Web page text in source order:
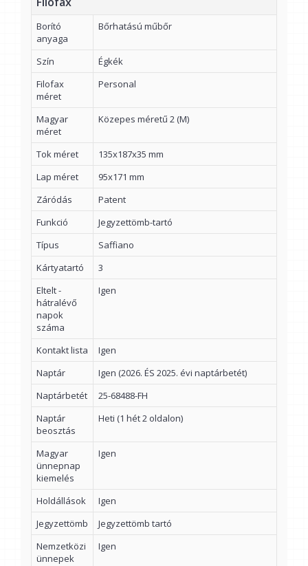
Borító
anyaga
Bőrhatású műbőr
Szín
Égkék
Filofax
méret
Personal
Magyar
méret
Közepes méretű 2 (M)
Tok méret
135x187x35 mm
Lap méret
95x171 mm
Záródás
Patent
Funkció
Jegyzettömb-tartó
Típus
Saffiano
Kártyatartó
3
Eltelt -
hátralévő
napok
száma
Igen
Kontakt lista
Igen
Naptár
Igen (2026. ÉS 2025. évi naptárbetét)
Naptárbetét
25-68488-FH
Naptár
beosztás
Heti (1 hét 2 oldalon)
Magyar
ünnepnap
kiemelés
Igen
Holdállások
Igen
Jegyzettömb
Jegyzettömb tartó
Nemzetközi
ünnepek
Igen